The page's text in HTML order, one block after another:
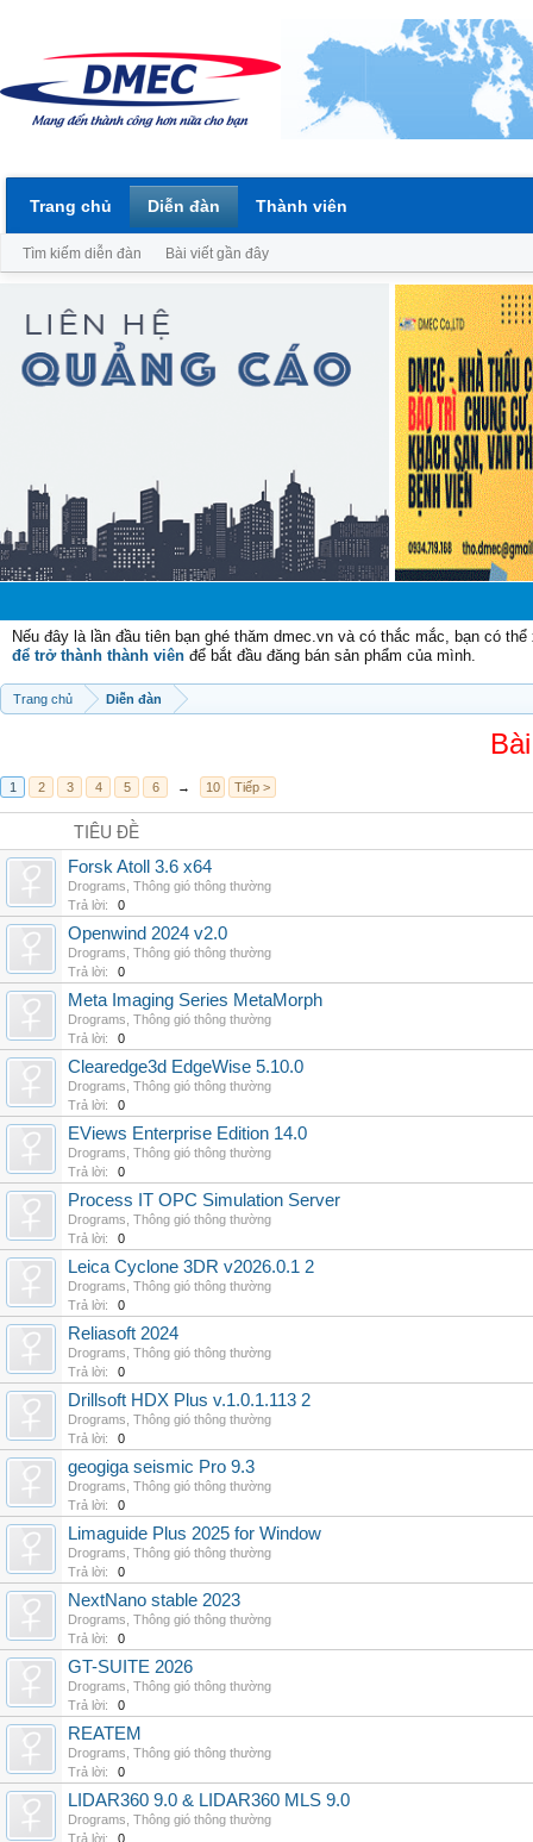
Nếu đây là lần đầu tiên bạn ghé thăm dmec.vn và có thắc mắc, bạn có
để trở thành thành viên để bắt đầu đăng bán sản phẩm của mình.
Trang chủ Diễn đàn
1 2 3 4 5 6 → 10 Tiếp >
TIÊU ĐỀ
Forsk Atoll 3.6 x64
Drograms Thông gió thông thường
Trả lời:
0
Openwind 2024 v2.0
Drograms Thông gió thông thường
Trả lời:
0
Meta Imaging Series MetaMorph
Drograms Thông gió thông thường
Trả lời:
0
Clearedge3d EdgeWise 5.10.0
Drograms Thông gió thông thường
Trả lời:
0
EViews Enterprise Edition 14.0
Drograms Thông gió thông thường
Trả lời:
0
Process IT OPC Simulation Server
Drograms Thông gió thông thường
Trả lời:
0
Leica Cyclone 3DR v2026.0.1 2
Drograms Thông gió thông thường
Trả lời:
0
Reliasoft 2024
Drograms Thông gió thông thường
Trả lời:
0
Drillsoft HDX Plus v.1.0.1.113 2
Drograms Thông gió thông thường
Trả lời:
0
geogiga seismic Pro 9.3
Drograms Thông gió thông thường
Trả lời:
0
Limaguide Plus 2025 for Window
Drograms Thông gió thông thường
Trả lời:
0
NextNano stable 2023
Drograms Thông gió thông thường
Trả lời:
0
GT-SUITE 2026
Drograms Thông gió thông thường
Trả lời:
0
REATEM
Drograms Thông gió thông thường
Trả lời:
0
LIDAR360 9.0 & LIDAR360 MLS 9.0
Drograms Thông gió thông thường
Trả lời:
0
Trang chủ Diễn đàn
Tìm kiếm diễn đàn Bài viết gần đây
Thành viên